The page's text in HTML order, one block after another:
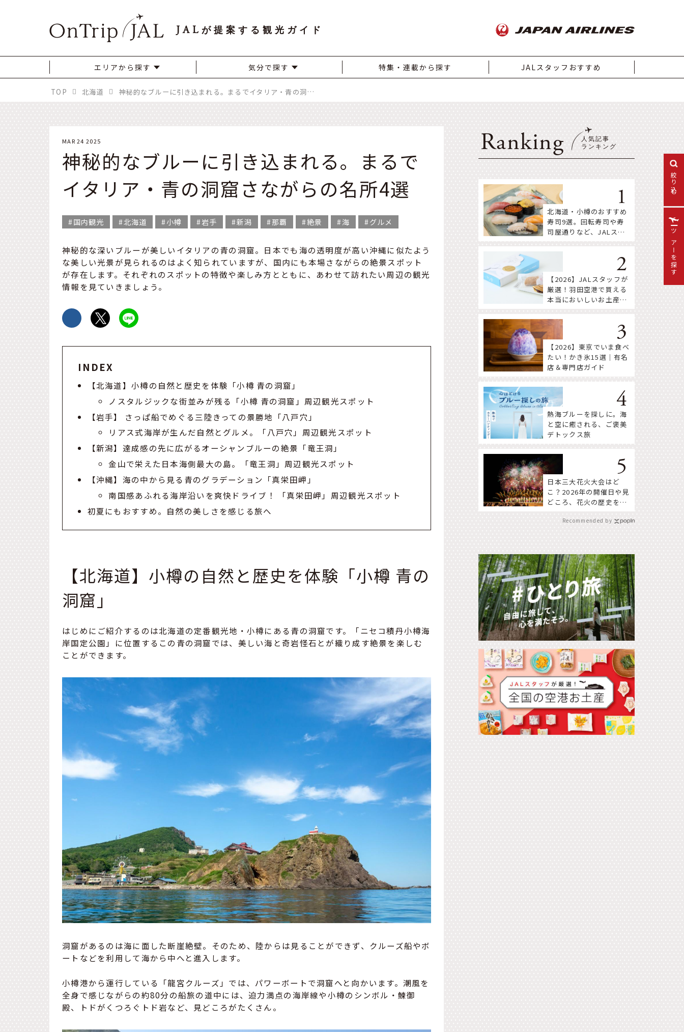
絞り込む
JAL が提案する観光ガイド
エリアから探す 気分で探す 特集・連載から探す JALスタッフおすすめ
TOP 北海道 神秘的なブルーに引き込まれる。まるでイタリア・青の洞窟さながらの名所4選
MAR 24 2025
神秘的なブルーに引き込まれる。まるで
イタリア・青の洞窟さながらの名所4選
国内観光 北海道 小樽 岩手 新潟 那覇 絶景 海 グルメ
神秘的な深いブルーが美しいイタリアの青の洞窟。日本でも海の透明度が高い沖縄に似たよう
な美しい光景が見られるのはよく知られていますが、国内にも本場さながらの絶景スポット
が存在します。それぞれのスポットの特徴や楽しみ方とともに、あわせて訪れたい周辺の観光
情報を見ていきましょう。
INDEX
【北海道】小樽の自然と歴史を体験「小樽 青の洞窟」
ノスタルジックな街並みが残る「小樽 青の洞窟」周辺観光スポット
【岩手】 さっぱ船でめぐる三陸きっての景勝地「八戸穴」
リアス式海岸が生んだ自然とグルメ。「八戸穴」周辺観光スポット
【新潟】達成感の先に広がるオーシャンブルーの絶景「竜王洞」
金山で栄えた日本海側最大の島。「竜王洞」周辺観光スポット
【沖縄】海の中から見る青のグラデーション「真栄田岬」
南国感あふれる海岸沿いを爽快ドライブ！ 「真栄田岬」周辺観光スポット
初夏にもおすすめ。自然の美しさを感じる旅へ
【北海道】小樽の自然と歴史を体験「小樽 青の
洞窟」
はじめにご紹介するのは北海道の定番観光地・小樽にある青の洞窟です。「ニセコ積丹小樽海
岸国定公園」に位置するこの青の洞窟では、美しい海と奇岩怪石とが織り成す絶景を楽しむ
ことができます。
洞窟があるのは海に面した断崖絶壁。そのため、陸からは見ることができず、クルーズ船やボ
ートなどを利用して海から中へと進入します。
小樽港から運行している「龍宮クルーズ」では、パワーボートで洞窟へと向かいます。潮風を
全身で感じながらの約80分の船旅の道中には、迫力満点の海岸線や小樽のシンボル・鰊御
殿、トドがくつろぐトド岩など、見どころがたくさん。
Ranking
北海道・小樽のおすすめ
寿司9選。回転寿司や寿
司屋通りなど、JALスタ
【2026】JALスタッフが
厳選！羽田空港で買える
本当においしいお土産18
【2026】東京でいま食べ
たい！かき氷15選｜有名
店＆専門店ガイド
熱海ブルーを探しに。海
と空に癒される、ご褒美
デトックス旅
日本三大花火大会はど
こ？2026年の開催日や見
どころ、花火の歴史を知
Recommended by
ツアーを探す